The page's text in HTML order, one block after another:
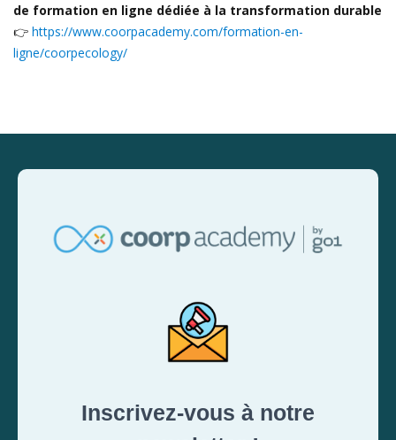
de formation en ligne dédiée à la transformation durable
👉 https://www.coorpacademy.com/formation-en-
ligne/coorpecology/